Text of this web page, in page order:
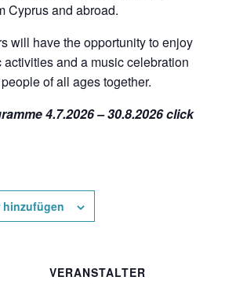
Cyprus and abroad.
will have the opportunity to enjoy
and a music celebration
of all ages together.
4.7.2026 – 30.8.2026 click
hinzufügen
VERANSTALTER